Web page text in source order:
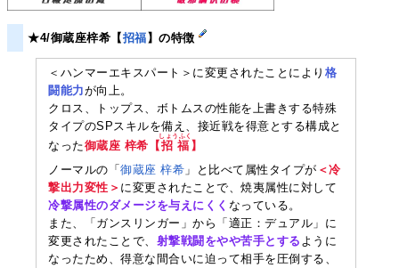
★4/御蔵座梓希【招福 】の特徴
＜ハンマーエキスパート＞に変更されたことにより 格
闘能力が向上。
クロス、トップス、ボトムスの性能を上書きする特殊
タイプのSPスキルを備え、接近戦を得意とする構成と
なった御蔵座 梓希【招福
しょうふく
】
ノーマルの「御蔵座 梓希 」と比べて属性タイプが ＜冷
撃出力変性＞ に変更されたことで、焼夷属性に対して
冷撃属性のダメージを与えにくく なっている。
また、「ガンスリンガー」から「適正：デュアル」に
変更されたことで、 射撃戦闘をやや苦手とする ように
なったため、得意な間合いに迫って相手を圧倒する、